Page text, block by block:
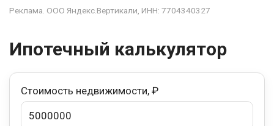
Реклама. ООО Яндекс.Вертикали, ИНН: 7704340327
Ипотечный калькулятор
Стоимость недвижимости, ₽